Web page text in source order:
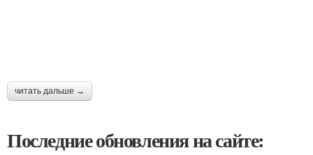
читать дальше →
Последние обновления на сайте: